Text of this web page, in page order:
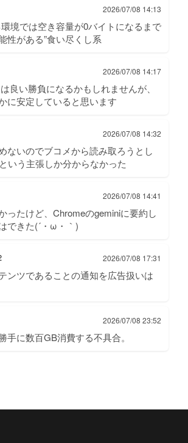
2026/07/08 14:13
境では空き容量が0バイトになるまで
性がある”食い尽くし系
2026/07/08 14:17
良い勝負になるかもしれませんが、
に安定していると思います
2026/07/08 14:32
ないのでブコメから読み取ろうとし
いう主張しか分からなかった
2026/07/08 14:41
ったけど、Chromeのgeminiに要約し
できた(´・ω・｀)
2026/07/08 17:31
ンツであることの通知を広告扱いは
2026/07/08 23:52
手に数百GB消費する不具合。